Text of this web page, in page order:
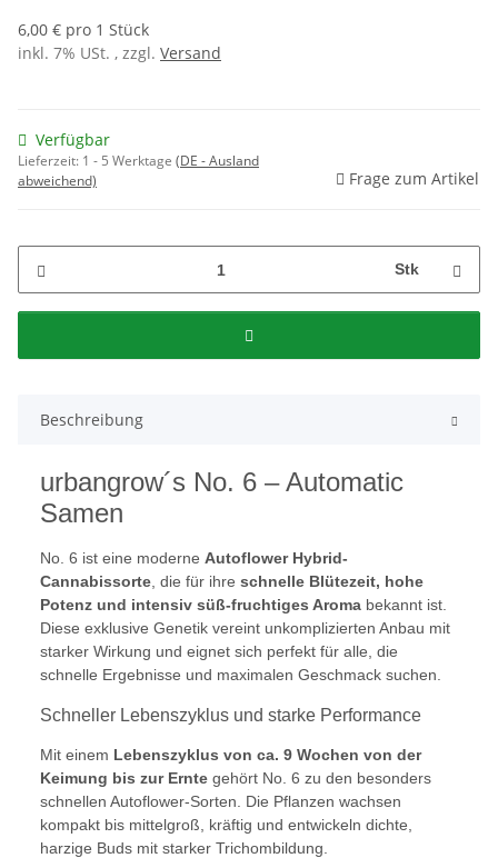
6,00 € pro 1 Stück
inkl. 7% USt. , zzgl. Versand
Verfügbar
Lieferzeit: 1 - 5 Werktage (DE - Ausland
abweichend)
Frage zum Artikel
Stk
Beschreibung
urbangrow´s No. 6 – Automatic
Samen
No. 6 ist eine moderne Autoflower Hybrid-
Cannabissorte , die für ihre schnelle Blütezeit, hohe
Potenz und intensiv süß-fruchtiges Aroma bekannt ist.
Diese exklusive Genetik vereint unkomplizierten Anbau mit
starker Wirkung und eignet sich perfekt für alle, die
schnelle Ergebnisse und maximalen Geschmack suchen.
Schneller Lebenszyklus und starke Performance
Mit einem Lebenszyklus von ca. 9 Wochen von der
Keimung bis zur Ernte gehört No. 6 zu den besonders
schnellen Autoflower-Sorten. Die Pflanzen wachsen
kompakt bis mittelgroß, kräftig und entwickeln dichte,
harzige Buds mit starker Trichombildung.